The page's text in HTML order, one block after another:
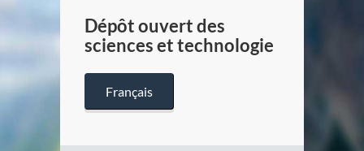
Dépôt ouvert des
sciences et technologie
Français